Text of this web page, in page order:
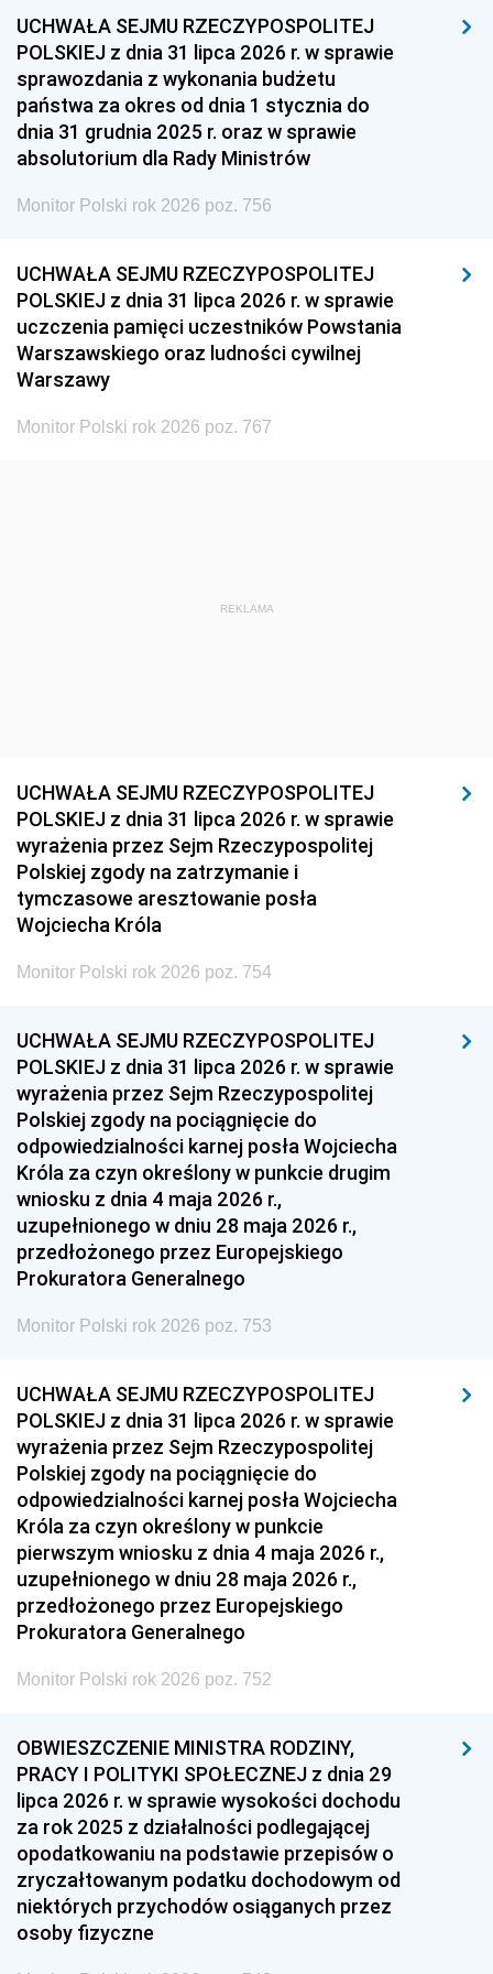
1954 1953 1952
1951 1950
1948 1947 1946
1939 1938
UCHWAŁA SEJMU RZECZYPOSPOLITEJ
POLSKIEJ z dnia 31 lipca 2026 r. w sprawie
sprawozdania z wykonania budżetu
państwa za okres od dnia 1 stycznia do
dnia 31 grudnia 2025 r. oraz w sprawie
absolutorium dla Rady Ministrów
Monitor Polski rok 2026 poz. 756
UCHWAŁA SEJMU RZECZYPOSPOLITEJ
POLSKIEJ z dnia 31 lipca 2026 r. w sprawie
uczczenia pamięci uczestników Powstania
Warszawskiego oraz ludności cywilnej
Warszawy
Monitor Polski rok 2026 poz. 767
REKLAMA
UCHWAŁA SEJMU RZECZYPOSPOLITEJ
POLSKIEJ z dnia 31 lipca 2026 r. w sprawie
wyrażenia przez Sejm Rzeczypospolitej
Polskiej zgody na zatrzymanie i
tymczasowe aresztowanie posła
Wojciecha Króla
Monitor Polski rok 2026 poz. 754
UCHWAŁA SEJMU RZECZYPOSPOLITEJ
POLSKIEJ z dnia 31 lipca 2026 r. w sprawie
wyrażenia przez Sejm Rzeczypospolitej
Polskiej zgody na pociągnięcie do
odpowiedzialności karnej posła Wojciecha
Króla za czyn określony w punkcie drugim
wniosku z dnia 4 maja 2026 r.,
uzupełnionego w dniu 28 maja 2026 r.,
przedłożonego przez Europejskiego
Prokuratora Generalnego
Monitor Polski rok 2026 poz. 753
UCHWAŁA SEJMU RZECZYPOSPOLITEJ
POLSKIEJ z dnia 31 lipca 2026 r. w sprawie
wyrażenia przez Sejm Rzeczypospolitej
Polskiej zgody na pociągnięcie do
odpowiedzialności karnej posła Wojciecha
Króla za czyn określony w punkcie
pierwszym wniosku z dnia 4 maja 2026 r.,
uzupełnionego w dniu 28 maja 2026 r.,
przedłożonego przez Europejskiego
Prokuratora Generalnego
Monitor Polski rok 2026 poz. 752
OBWIESZCZENIE MINISTRA RODZINY,
PRACY I POLITYKI SPOŁECZNEJ z dnia 29
lipca 2026 r. w sprawie wysokości dochodu
za rok 2025 z działalności podlegającej
opodatkowaniu na podstawie przepisów o
zryczałtowanym podatku dochodowym od
niektórych przychodów osiąganych przez
osoby fizyczne